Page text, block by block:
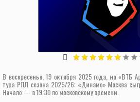
В воскресенье, 19 октября 2025 года, на «ВТБ
тура РПЛ сезона 2025/26: «Динамо» Москва
Начало — в 19:30 по московскому времени.